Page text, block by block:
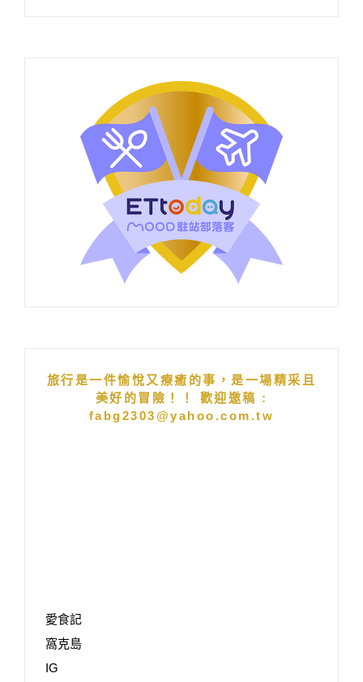
旅行是一件愉悅又療癒的事，是一場精采且
美好的冒險！！ 歡迎邀稿 :
fabg2303@yahoo.com.tw
愛食記
窩克島
IG